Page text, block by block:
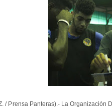
/ Prensa Panteras).- La Organización